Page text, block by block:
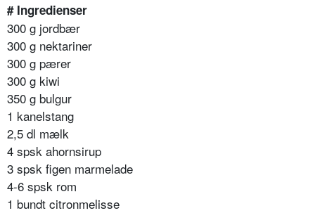
# Ingredienser
300 g jordbær
300 g nektariner
300 g pærer
300 g kiwi
350 g bulgur
1 kanelstang
2,5 dl mælk
4 spsk ahornsirup
3 spsk figen marmelade
4-6 spsk rom
1 bundt citronmelisse